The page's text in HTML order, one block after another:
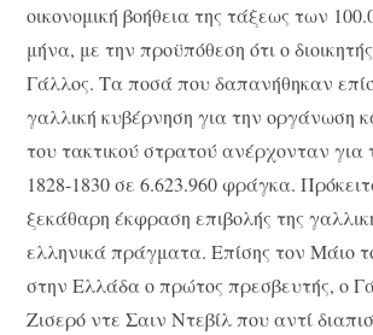
οικονομική βοήθεια της τάξεως των
μήνα, με την προϋπόθεση ότι ο
Γάλλος. Τα ποσά που δαπανήθηκαν
γαλλική κυβέρνηση για την οργάνωση
του τακτικού στρατού ανέρχονταν για
1828-1830 σε 6.623.960 φράγκα.
ξεκάθαρη έκφραση επιβολής της
ελληνικά πράγματα. Επίσης τον Μάιο
στην Ελλάδα ο πρώτος πρεσβευτής, ο
Ζισερό ντε Σαιν Ντεβίλ που αντί